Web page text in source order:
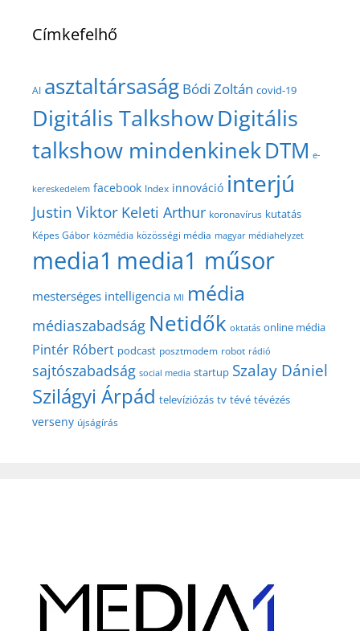
Címkefelhő
AI asztaltársaság Bódi Zoltán covid-19
Digitális TalkshowDigitális
talkshow mindenkinekDTM e-
kereskedelem facebook Index innováció interjú
Justin Viktor Keleti Arthur koronavírus kutatás
Képes Gábor közmédia közösségi média magyar médiahelyzet
media1 media1 műsor
mesterséges intelligencia MI média
médiaszabadság Netidők oktatás online média
Pintér Róbert podcast posztmodem robot rádió
sajtószabadság social media startup Szalay Dániel
Szilágyi Árpád televíziózás tv tévé tévézés
verseny újságírás